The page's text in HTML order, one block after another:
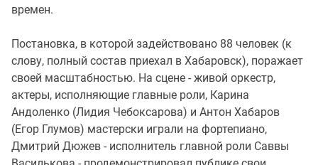
времен.
Постановка, в которой задействовано 88 человек (к
слову, полный состав приехал в Хабаровск), поражает
своей масштабностью. На сцене - живой оркестр,
актеры, исполняющие главные роли, Карина
Андоленко (Лидия Чебоксарова) и Антон Хабаров
(Егор Глумов) мастерски играли на фортепиано,
Дмитрий Дюжев - исполнитель главной роли Саввы